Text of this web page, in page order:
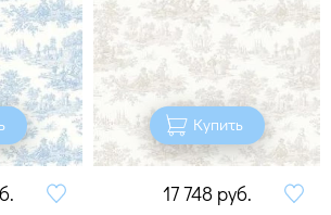
Купить
17 748 руб.